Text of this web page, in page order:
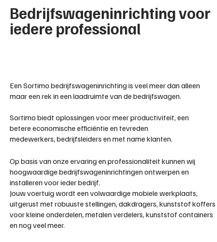
Bedrijfswageninrichting voor
iedere professional
Een Sortimo bedrijfswageninrichting is veel meer dan alleen
maar een rek in een laadruimte van de bedrijfswagen.
Sortimo biedt oplossingen voor meer productiviteit, een
betere economische efficiëntie en tevreden
medewerkers, bedrijfsleiders en met name klanten.
Op basis van onze ervaring en professionaliteit kunnen wij
hoogwaardige bedrijfswageninrichtingen ontwerpen en
installeren voor ieder bedrijf.
Jouw voertuig wordt een volwaardige mobiele werkplaats,
uitgerust met robuuste stellingen, dakdragers, kunststof koffers
voor kleine onderdelen, metalen verdelers, kunststof containers
en nog veel meer.